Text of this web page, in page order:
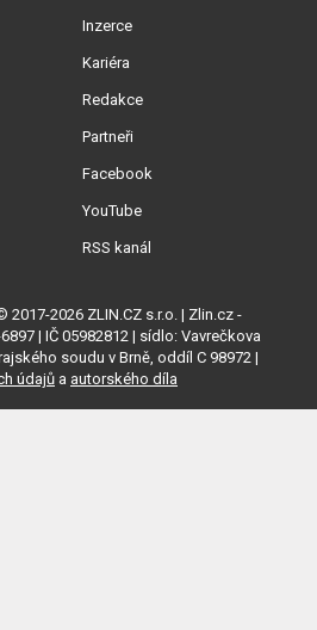
Inzerce
Kariéra
Redakce
Partneři
Facebook
YouTube
RSS kanál
2017-2026 ZLIN.CZ s.r.o. | Zlin.cz -
| IČ 05982812 | sídlo: Vavrečkova
soudu v Brně, oddíl C 98972 |
údajů a autorského díla